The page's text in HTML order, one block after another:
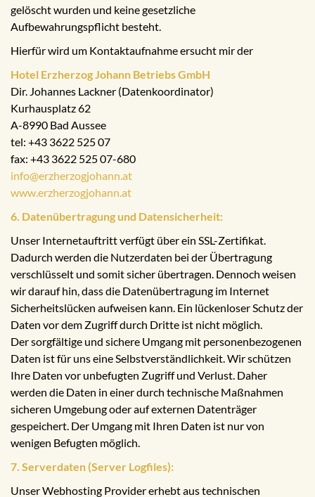
gelöscht wurden und keine gesetzliche
Aufbewahrungspflicht besteht.
Hierfür wird um Kontaktaufnahme ersucht mir der
Hotel Erzherzog Johann Betriebs GmbH
Dir. Johannes Lackner (Datenkoordinator)
Kurhausplatz 62
A-8990 Bad Aussee
tel: +43 3622 525 07
fax: +43 3622 525 07-680
info@erzherzogjohann.at
www.erzherzogjohann.at
6. Datenübertragung und Datensicherheit:
Unser Internetauftritt verfügt über ein SSL-Zertifikat.
Dadurch werden die Nutzerdaten bei der Übertragung
verschlüsselt und somit sicher übertragen. Dennoch weisen
wir darauf hin, dass die Datenübertragung im Internet
Sicherheitslücken aufweisen kann. Ein lückenloser Schutz der
Daten vor dem Zugriff durch Dritte ist nicht möglich.
Der sorgfältige und sichere Umgang mit personenbezogenen
Daten ist für uns eine Selbstverständlichkeit. Wir schützen
Ihre Daten vor unbefugten Zugriff und Verlust. Daher
werden die Daten in einer durch technische Maßnahmen
sicheren Umgebung oder auf externen Datenträger
gespeichert. Der Umgang mit Ihren Daten ist nur von
wenigen Befugten möglich.
7. Serverdaten (Server Logfiles):
Unser Webhosting Provider erhebt aus technischen